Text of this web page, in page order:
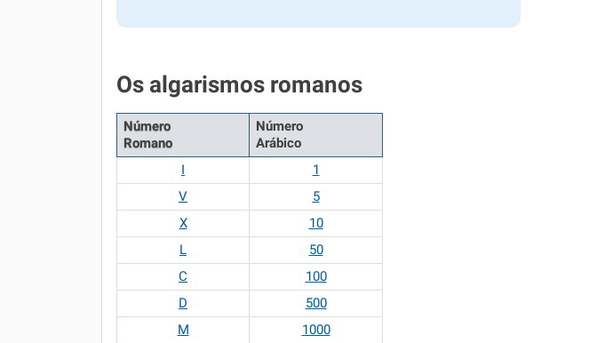
Os algarismos romanos
Número
Romano
Número
Arábico
I
1
V
5
X
10
L
50
C
100
D
500
M
1000